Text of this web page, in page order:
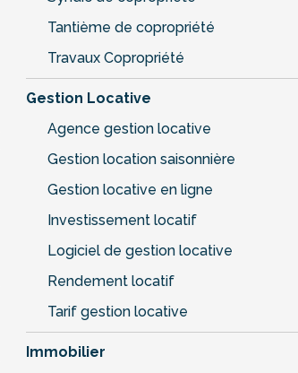
Tantième de copropriété
Travaux Copropriété
Gestion Locative
Agence gestion locative
Gestion location saisonnière
Gestion locative en ligne
Investissement locatif
Logiciel de gestion locative
Rendement locatif
Tarif gestion locative
Immobilier